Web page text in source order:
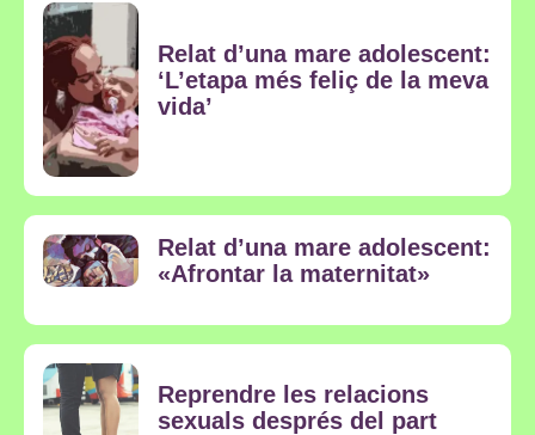
Relat d’una mare adolescent:
‘L’etapa més feliç de la meva
vida’
Relat d’una mare adolescent:
«Afrontar la maternitat»
Reprendre les relacions
sexuals després del part